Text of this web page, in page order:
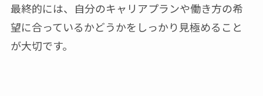
最終的には、自分のキャリアプランや働き方の希
望に合っているかどうかをしっかり見極めること
が大切です。